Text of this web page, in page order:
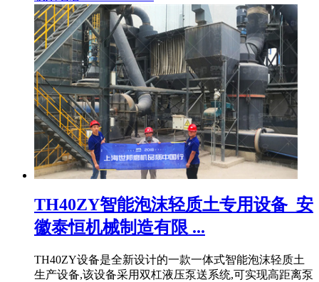
TH40ZY智能泡沫轻质土专用设备_安
徽泰恒机械制造有限 ...
TH40ZY设备是全新设计的一款一体式智能泡沫轻质土
生产设备,该设备采用双杠液压泵送系统,可实现高距离泵